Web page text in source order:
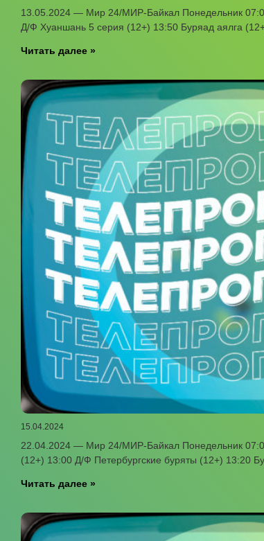
13.05.2024 — Мир 24/МИР-Байкал Понедельник
Д/Ф Хуаншань 5 серия (12+) 13:50 Буряад аялга
Читать далее »
15.04.2024
22.04.2024 — Мир 24/МИР-Байкал Понедельник
(12+) 13:00 Д/Ф Петербургские буряты (12+) 13:20
Читать далее »